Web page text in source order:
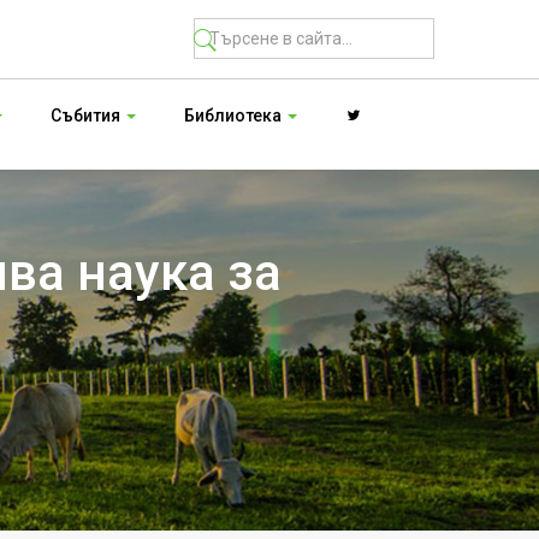
Събития Библиотека
наука за